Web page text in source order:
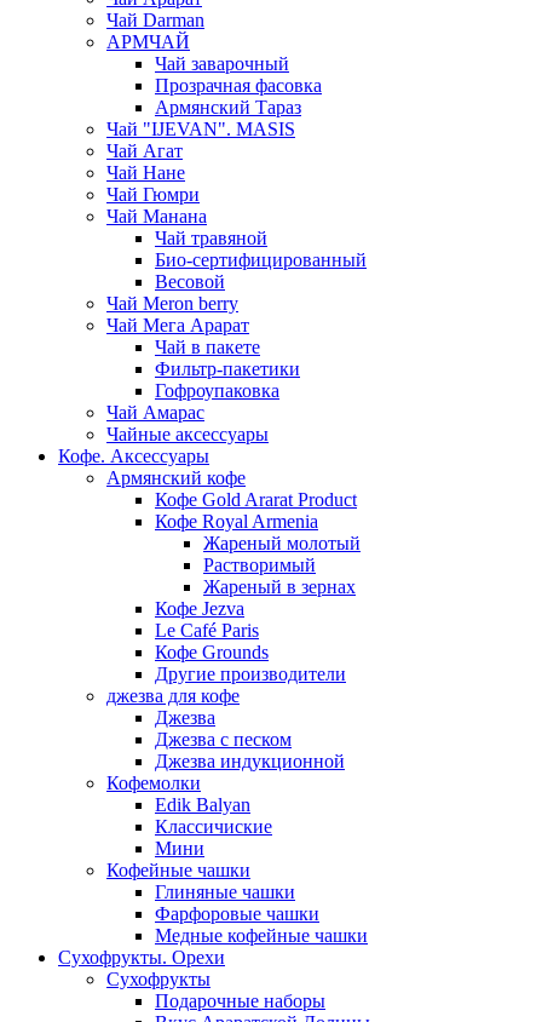
Чай Darman
АРМЧАЙ
Чай заварочный
Прозрачная фасовка
Армянский Тараз
Чай "IJEVAN". MASIS
Чай Агат
Чай Нане
Чай Гюмри
Чай Манана
Чай травяной
Био-сертифицированный
Весовой
Чай Meron berry
Чай Мега Арарат
Чай в пакете
Фильтр-пакетики
Гофроупаковка
Чай Амарас
Чайные аксессуары
Кофе. Аксессуары
Армянский кофе
Кофе Gold Ararat Product
Кофе Royal Armenia
Жареный молотый
Растворимый
Жареный в зернах
Кофе Jezva
Le Café Paris
Кофе Grounds
Другие производители
джезва для кофе
Джезва
Джезва с песком
Джезва индукционной
Кофемолки
Edik Balyan
Классичиские
Мини
Кофейные чашки
Глиняные чашки
Фарфоровые чашки
Медные кофейные чашки
Сухофрукты. Орехи
Сухофрукты
Подарочные наборы